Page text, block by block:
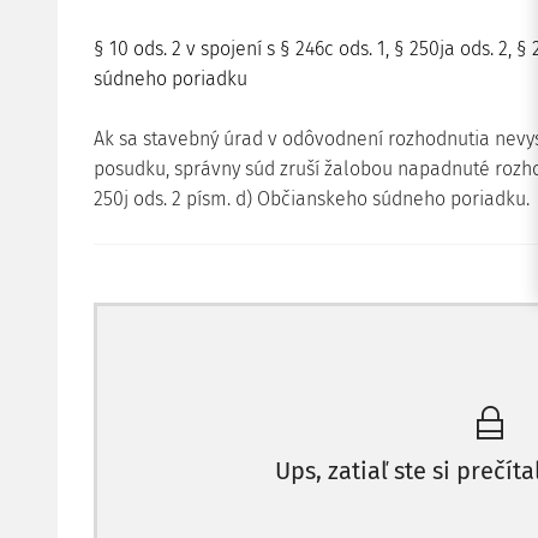
§ 10 ods. 2 v spojení s § 246c ods. 1, § 250ja ods. 2, §
súdneho poriadku
Ak sa stavebný úrad v odôvodnení rozhodnutia
posudku, správny súd zruší žalobou napadnuté
250j ods. 2 písm. d) Občianskeho súdneho poriadku.
OSP zrušil napadnuté rozhodnutie žalovaného z 20.
konania vo veci začatého konania o nariadení
Ups, zatiaľ ste si